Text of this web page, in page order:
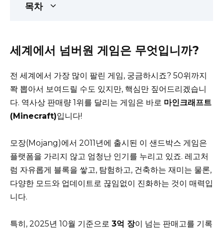
목차
세계에서 넘버원 게임은 무엇입니까?
전 세계에서 가장 많이 팔린 게임, 궁금하시죠? 50위까지
쫙 뽑아서 보여드릴 수도 있지만, 핵심만 짚어드리겠습니
다. 역사상 판매량 1위를 달리는 게임은 바로 마인크래프트
(Minecraft)입니다!
모장(Mojang)에서 2011년에 출시된 이 샌드박스 게임은
플랫폼을 가리지 않고 엄청난 인기를 누리고 있죠. 레고처
럼 자유롭게 블록을 쌓고, 탐험하고, 건축하는 재미는 물론,
다양한 모드와 업데이트로 끊임없이 진화하는 것이 매력입
니다.
특히, 2025년 10월 기준으로 3억 장이 넘는 판매고를 기록